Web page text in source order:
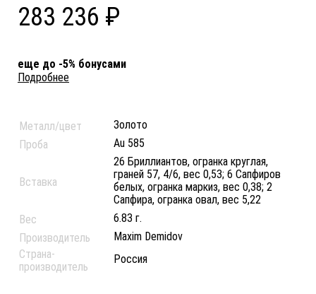
283 236 ₽
еще до -5% бонусами
Подробнее
Металл/цвет
Золото
Проба
Au 585
Вставка
26 Бриллиантов, огранка круглая,
граней 57, 4/6, вес 0,53; 6 Сапфиров
белых, огранка маркиз, вес 0,38; 2
Сапфира, огранка овал, вес 5,22
Вес
6.83 г.
Производитель
Maxim Demidov
Страна-
производитель
Россия